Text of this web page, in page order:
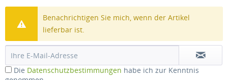
Benachrichtigen Sie mich, wenn der Artikel
lieferbar ist.
Die Datenschutzbestimmungen habe ich zur Kenntnis